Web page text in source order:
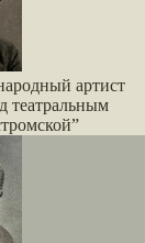
артист
театральным